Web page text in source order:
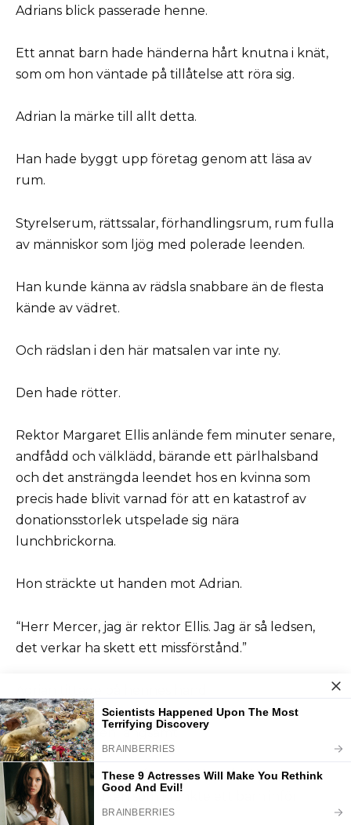
Adrians blick passerade henne.
Ett annat barn hade händerna hårt knutna i knät,
som om hon väntade på tillåtelse att röra sig.
Adrian la märke till allt detta.
Han hade byggt upp företag genom att läsa av
rum.
Styrelserum, rättssalar, förhandlingsrum, rum fulla
av människor som ljög med polerade leenden.
Han kunde känna av rädsla snabbare än de flesta
kände av vädret.
Och rädslan i den här matsalen var inte ny.
Den hade rötter.
Rektor Margaret Ellis anlände fem minuter senare,
andfådd och välklädd, bärande ett pärlhalsband
och det ansträngda leendet hos en kvinna som
precis hade blivit varnad för att en katastrof av
donationsstorlek utspelade sig nära
lunchbrickorna.
Hon sträckte ut handen mot Adrian.
“Herr Mercer, jag är rektor Ellis. Jag är så ledsen,
det verkar ha skett ett missförstånd.”
Hon sänkte den långsamt.
“Det har inte skett något missförstånd”, sa han.
“Det var en vuxen som kränkte ett barn inför
vittnen.”